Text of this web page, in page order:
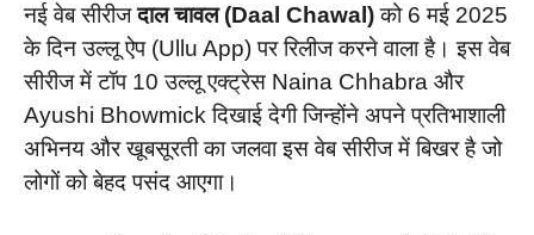
नई वेब सीरीजदाल चावल (Daal Chawal)को 6 मई 2025
के दिन उल्लू ऐप (Ullu App) पर रिलीज करने वाला है। इस वेब
सीरीज में टॉप 10 उल्लू एक्ट्रेस Naina Chhabra और
Ayushi Bhowmick दिखाई देगी जिन्होंने अपने प्रतिभाशाली
अभिनय और खूबसूरती का जलवा इस वेब सीरीज में बिखर है जो
लोगों को बेहद पसंद आएगा।